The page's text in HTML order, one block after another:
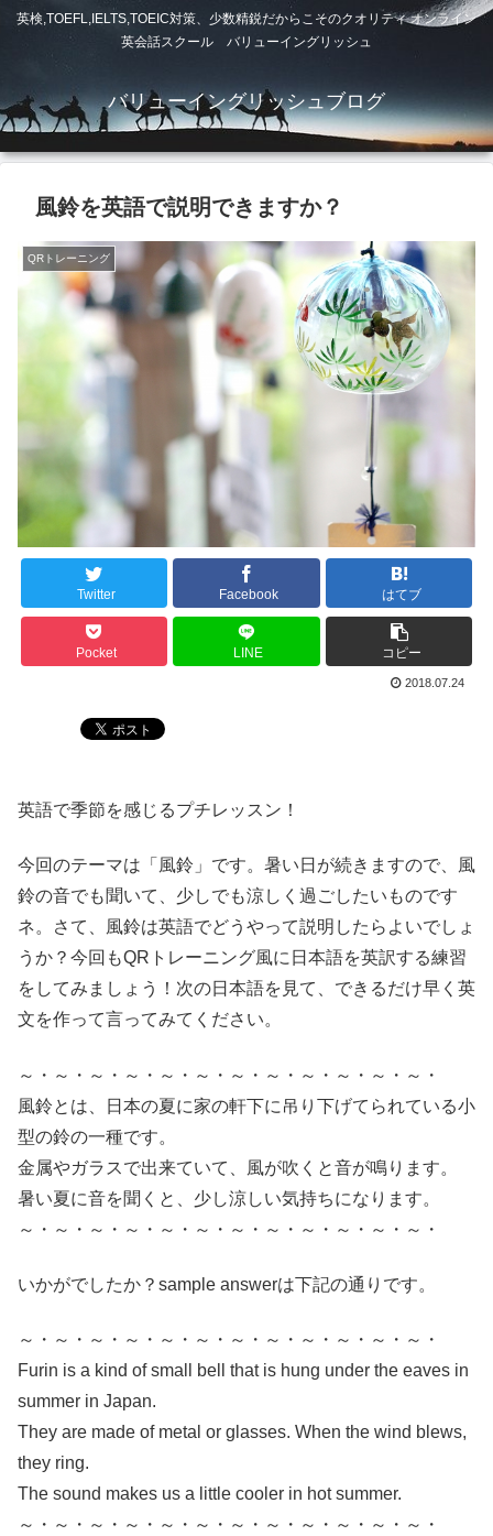
英検,TOEFL,IELTS,TOEIC対策、少数精鋭だからこそのクオリティ オンライン
英会話スクール バリューイングリッシュ
バリューイングリッシュブログ
風鈴を英語で説明できますか？
QRトレーニング
Twitter Facebook はてブ
Pocket LINE コピー
2018.07.24
英語で季節を感じるプチレッスン！
今回のテーマは「風鈴」です。暑い日が続きますので、風
鈴の音でも聞いて、少しでも涼しく過ごしたいものです
ネ。さて、風鈴は英語でどうやって説明したらよいでしょ
うか？今回もQRトレーニング風に日本語を英訳する練習
をしてみましょう！次の日本語を見て、できるだけ早く英
文を作って言ってみてください。
～・～・～・～・～・～・～・～・～・～・～・～・
風鈴とは、日本の夏に家の軒下に吊り下げてられている小
型の鈴の一種です。
金属やガラスで出来ていて、風が吹くと音が鳴ります。
暑い夏に音を聞くと、少し涼しい気持ちになります。
～・～・～・～・～・～・～・～・～・～・～・～・
いかがでしたか？sample answerは下記の通りです。
～・～・～・～・～・～・～・～・～・～・～・～・
Furin is a kind of small bell that is hung under the eaves in
summer in Japan.
They are made of metal or glasses. When the wind blews,
they ring.
The sound makes us a little cooler in hot summer.
～・～・～・～・～・～・～・～・～・～・～・～・